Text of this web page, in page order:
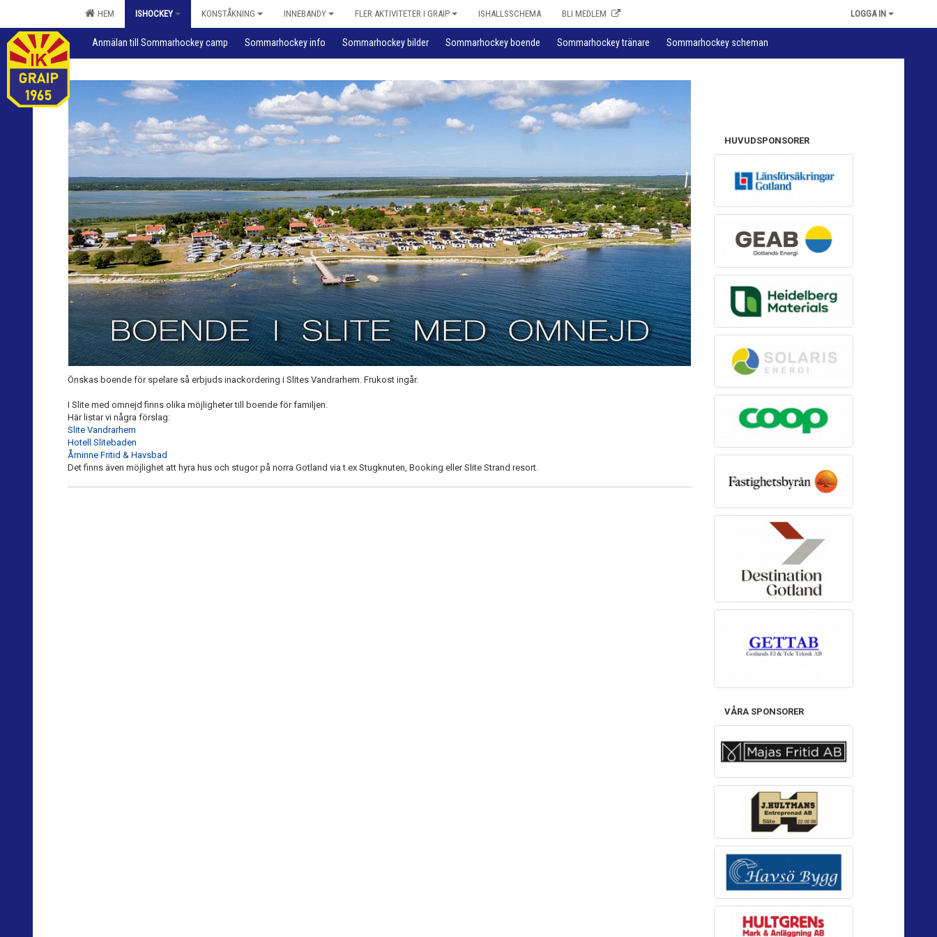
HEM ISHOCKEY KONSTÅKNING INNEBANDY FLER AKTIVITETER I GRAIP ISHALLSSCHEMA BLI MEDLEM LOGGA IN
Anmälan till Sommarhockey camp Sommarhockey info Sommarhockey bilder Sommarhockey boende Sommarhockey tränare Sommarhockey scheman
Önskas boende för spelare så erbjuds inackordering i Slites Vandrarhem. Frukost ingår.
I Slite med omnejd finns olika möjligheter till boende för familjen.
Här listar vi några förslag:
Slite Vandrarhem
Hotell Slitebaden
Åminne Fritid & Havsbad
Det finns även möjlighet att hyra hus och stugor på norra Gotland via t.ex Stugknuten, Booking eller Slite Strand resort.
HUVUDSPONSORER
VÅRA SPONSORER